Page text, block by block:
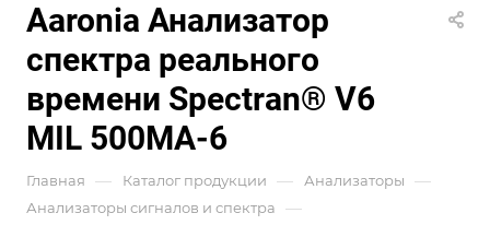
Aaronia Анализатор
спектра реального
времени Spectran® V6
MIL 500MA-6
Главная — Каталог продукции — Анализаторы —
Анализаторы сигналов и спектра —